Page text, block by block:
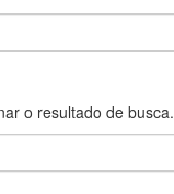
o resultado de busca.